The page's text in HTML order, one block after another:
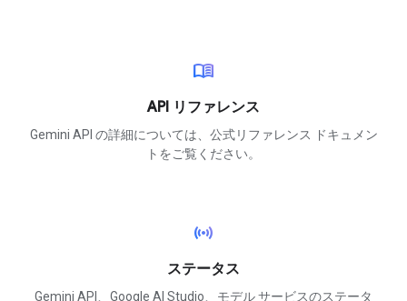
menu_book
API リファレンス
Gemini API の詳細については、公式リファレンス ドキュメン
トをご覧ください。
sensors
ステータス
Gemini API、Google AI Studio、モデル サービスのステータ